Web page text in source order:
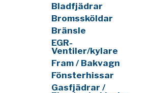
Bladfjädrar
Bromssköldar
Bränsle
EGR-
Ventiler/kylare
Fram / Bakvagn
Fönsterhissar
Gasfjädrar /